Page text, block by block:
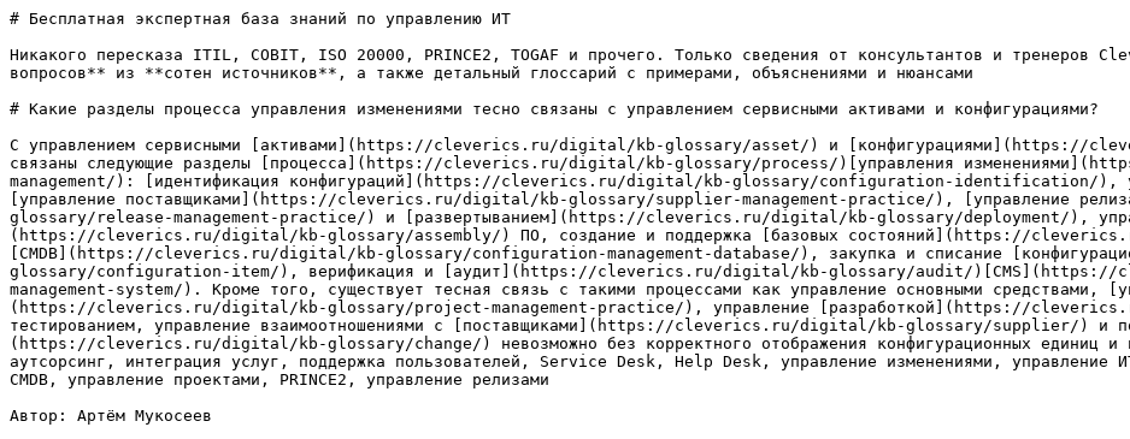
# Бесплатная экспертная база знаний по управлению ИТ
Никакого пересказа ITIL, COBIT, ISO 20000, PRINCE2, TOGAF и прочего. Только сведения от консультантов и тренеров
вопросов** из **сотен источников**, а также детальный глоссарий с примерами, объяснениями и нюансами
# Какие разделы процесса управления изменениями тесно связаны с управлением сервисными активами и конфигурациями?
С управлением сервисными [активами](https://cleverics.ru/digital/kb-glossary/asset/) и [конфигурациями](https://
связаны следующие разделы [процесса](https://cleverics.ru/digital/kb-glossary/process/)[управления
management/): [идентификация конфигураций](https://cleverics.ru/digital/kb-glossary/configuration-identification/),
[управление поставщиками](https://cleverics.ru/digital/kb-glossary/supplier-management-practice/), [управление
glossary/release-management-practice/) и [развертыванием](https://cleverics.ru/digital/kb-glossary/deployment/),
(https://cleverics.ru/digital/kb-glossary/assembly/) ПО, создание и поддержка [базовых состояний](https://
[CMDB](https://cleverics.ru/digital/kb-glossary/configuration-management-database/), закупка и списание
glossary/configuration-item/), верификация и [аудит](https://cleverics.ru/digital/kb-glossary/audit/
management-system/). Кроме того, существует тесная связь с такими процессами как управление основными средствами,
(https://cleverics.ru/digital/kb-glossary/project-management-practice/), управление [разработкой](https://
тестированием, управление взаимоотношениями с [поставщиками](https://cleverics.ru/digital/kb-glossary/supplier/) и
(https://cleverics.ru/digital/kb-glossary/change/) невозможно без корректного отображения конфигурационных единиц и
аутсорсинг, интеграция услуг, поддержка пользователей, Service Desk, Help Desk, управление изменениями, управление
CMDB, управление проектами, PRINCE2, управление релизами
Автор: Артём Мукосеев